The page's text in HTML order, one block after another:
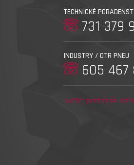
TECHNICKÉ
731 379
INDUSTRY / OTR PNEU
605 467
ukázat podrobné